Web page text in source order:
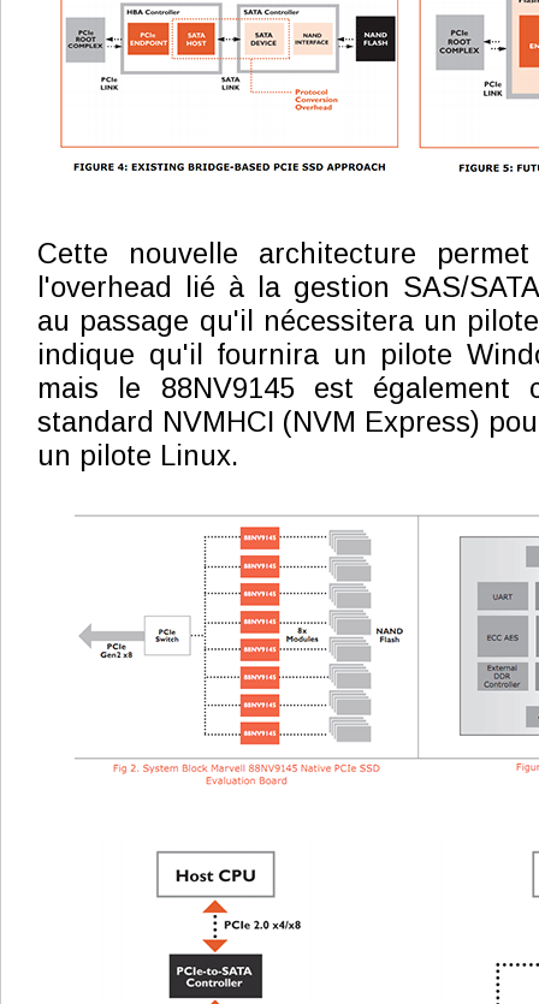
Cette nouvelle architecture
l'overhead lié à la gestion SAS/
au passage qu'il nécessitera un
indique qu'il fournira un pilote
mais le 88NV9145 est également
standard NVMHCI (NVM Express)
un pilote Linux.